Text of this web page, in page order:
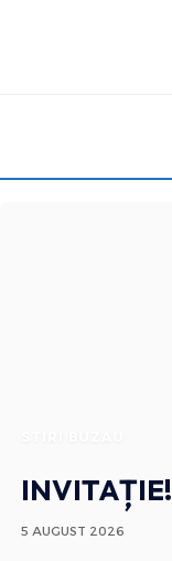
INVITAȚIE!
5 AUGUST 2026